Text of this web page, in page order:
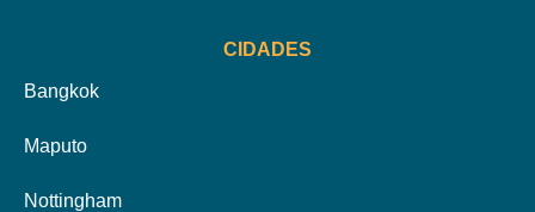
CIDADES
Bangkok
Maputo
Nottingham